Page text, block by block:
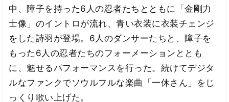
中、障子を持った6人の忍者たちとともに「金剛力
士像」のイントロが流れ、青い衣装に衣装チェンジ
をした詩羽が登場。6人のダンサーたちと、障子を
もった6人の忍者たちのフォーメーションととも
に、魅せるパフォーマンスを行った。続けてデジタ
ルなファンクでソウルフルな楽曲「一休さん」をじ
っくり歌い上げた。